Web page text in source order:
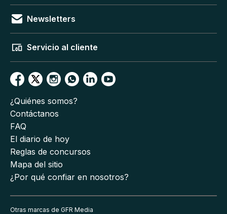
Newsletters
Servicio al cliente
¿Quiénes somos?
Contáctanos
FAQ
El diario de hoy
Reglas de concursos
Mapa del sitio
¿Por qué confiar en nosotros?
Otras marcas de GFR Media